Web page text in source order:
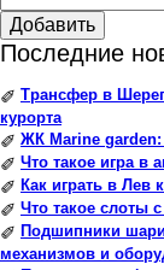
Добавить
Последние
✐ Трансфер в
курорта
✐ ЖК Marine
✐ Что такое игра в
✐ Как играть в Лев
✐ Что такое слоты
✐ Подшипники
механизмов и